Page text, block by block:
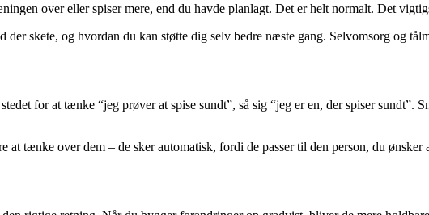
over eller spiser mere, end du havde planlagt. Det er helt normalt. Det
skete, og hvordan du kan støtte dig selv bedre næste gang. Selvomsorg og
for at tænke “jeg prøver at spise sundt”, så sig “jeg er en, der spiser sundt”.
tænke over dem – de sker automatisk, fordi de passer til den person, du ønsker